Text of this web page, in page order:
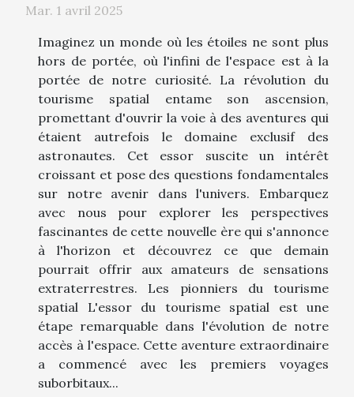
Mar. 1 avril 2025
Imaginez un monde où les étoiles ne sont plus
hors de portée, où l'infini de l'espace est à la
portée de notre curiosité. La révolution du
tourisme spatial entame son ascension,
promettant d'ouvrir la voie à des aventures qui
étaient autrefois le domaine exclusif des
astronautes. Cet essor suscite un intérêt
croissant et pose des questions fondamentales
sur notre avenir dans l'univers. Embarquez
avec nous pour explorer les perspectives
fascinantes de cette nouvelle ère qui s'annonce
à l'horizon et découvrez ce que demain
pourrait offrir aux amateurs de sensations
extraterrestres. Les pionniers du tourisme
spatial L'essor du tourisme spatial est une
étape remarquable dans l'évolution de notre
accès à l'espace. Cette aventure extraordinaire
a commencé avec les premiers voyages
suborbitaux...